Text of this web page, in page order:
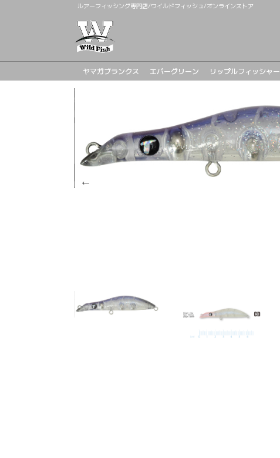
ルアーフィッシング専門店/ワイルドフィッシュ/オンラインストア
ヤマガブランクス エバーグリーン リップルフィッシャー